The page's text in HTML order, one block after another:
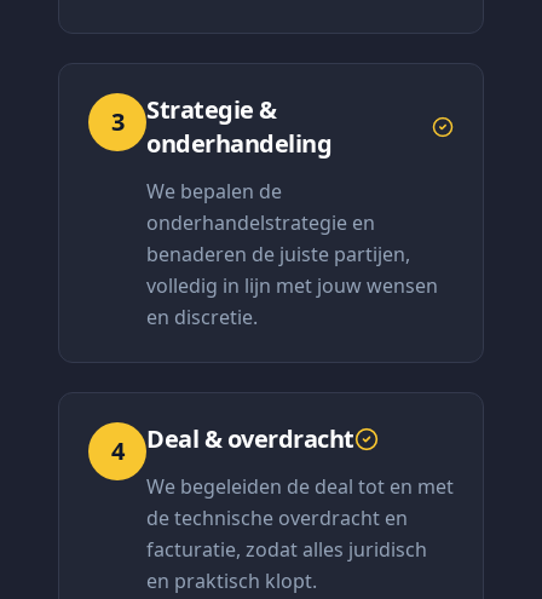
3
Strategie &
onderhandeling
We bepalen de
onderhandelstrategie en
benaderen de juiste partijen,
volledig in lijn met jouw wensen
en discretie.
4 Deal & overdracht
We begeleiden de deal tot en met
de technische overdracht en
facturatie, zodat alles juridisch
en praktisch klopt.